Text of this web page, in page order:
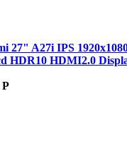
27" A27i IPS
HDR10 HDMI2.0
Р